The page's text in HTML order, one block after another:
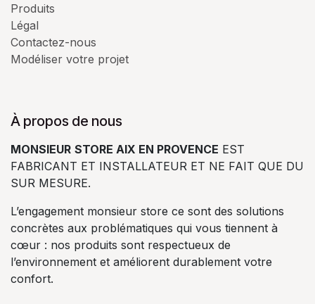
Produits
Légal
Contactez-nous
Modéliser votre projet
À propos de nous
MONSIEUR STORE AIX EN PROVENCE EST
FABRICANT ET INSTALLATEUR ET NE FAIT QUE DU
SUR MESURE.
L’engagement monsieur store ce sont des solutions
concrètes aux problématiques qui vous tiennent à
cœur : nos produits sont respectueux de
l’environnement et améliorent durablement votre
confort.